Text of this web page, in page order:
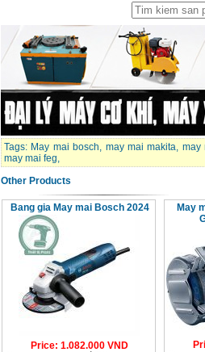
Tags: May mai bosch, may mai makita, may
may mai feg,
Other Products
Bang gia May mai Bosch 2024
Price: 1.082.000 VND
May